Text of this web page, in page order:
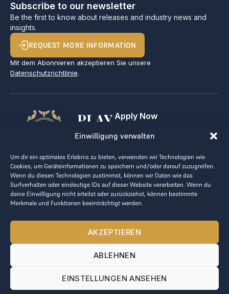
Einwilligung verwalten
Um dir ein optimales Erlebnis zu bieten, verwenden wir Technologien wie
Cookies, um Geräteinformationen zu speichern und/oder darauf zuzugreifen.
Wenn du diesen Technologien zustimmst, können wir Daten wie das
Surfverhalten oder eindeutige IDs auf dieser Website verarbeiten. Wenn du
deine Einwilligung nicht erteilst oder zurückziehst, können bestimmte
Merkmale und Funktionen beeinträchtigt werden.
AKZEPTIEREN
ABLEHNEN
EINSTELLUNGEN ANSEHEN
Subscribe to our newsletter
Be the first to know about releases and industry news and
insights.
REQUEST MORE INFORMATION
Mit dem Abonnieren akzeptieren Sie unsere
Datenschutzrichtlinie.
PLAY
GOLF,
MAKE
BUSINESS
Apply Now
Contact
Terms & Conditions
Data Privacy
kontakt@the-loge.com
Our friendly team is here to help.
Mon-Fri from 8am to 5pm.
© 2025 The LOGE. All rights reserved.